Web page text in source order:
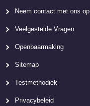
Neem contact met ons op
Veelgestelde Vragen
Openbaarmaking
Sitemap
Testmethodiek
Privacybeleid